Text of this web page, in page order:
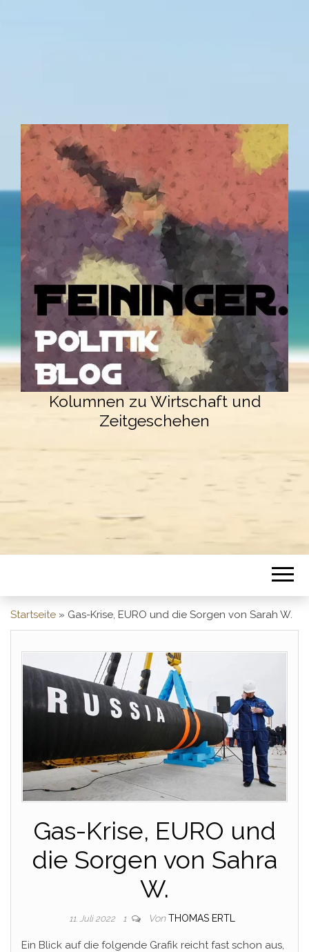
Kolumnen zu Wirtschaft und
Zeitgeschehen
Startseite » Gas-Krise, EURO und die Sorgen von Sarah W.
Gas-Krise, EURO und
die Sorgen von Sahra
W.
11. Juli 2022 1 Von THOMAS ERTL
Ein Blick auf die folgende Grafik reicht fast schon aus,